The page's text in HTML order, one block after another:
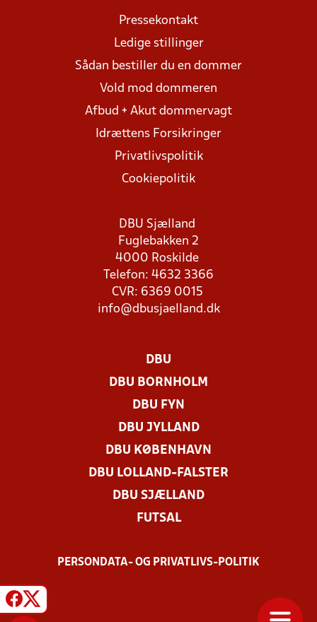
Pressekontakt
Ledige stillinger
Sådan bestiller du en dommer
Vold mod dommeren
Afbud + Akut dommervagt
Idrættens Forsikringer
Privatlivspolitik
Cookiepolitik
DBU Sjælland
Fuglebakken 2
4000 Roskilde
Telefon: 4632 3366
CVR: 6369 0015
info@dbusjaelland.dk
DBU
DBU BORNHOLM
DBU FYN
DBU JYLLAND
DBU KØBENHAVN
DBU LOLLAND-FALSTER
DBU SJÆLLAND
FUTSAL
PERSONDATA- OG PRIVATLIVS-POLITIK